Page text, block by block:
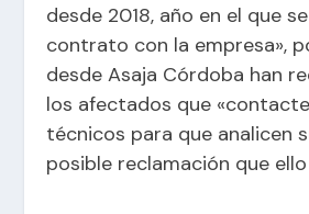
desde 2018, año en el que
contrato con la empresa»,
desde Asaja Córdoba han
los afectados que
técnicos para que analicen
posible reclamación que